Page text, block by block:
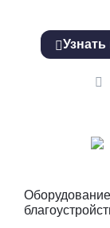
Узнать